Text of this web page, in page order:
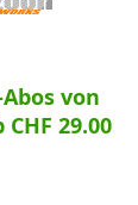
von
29.00